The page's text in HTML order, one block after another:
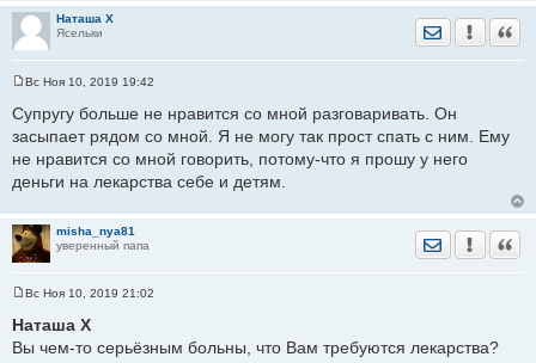
Наташа X
Ясельки
Отправить
о
б
е
н
Вс Ноя 10, 2019 19:42
Супругу больше не нравится со мной разговаривать. Он
засыпает рядом со мной. Я не могу так прост спать с ним. Ему
не нравится со мной говорить, потому-что я прошу у него
деньги на лекарства себе и детям.
misha_nya81
уверенный папа
Отправить
о
б
Вс Ноя 10, 2019 21:02
Наташа X
Вы чем-то серьёзным больны, что Вам требуются лекарства?